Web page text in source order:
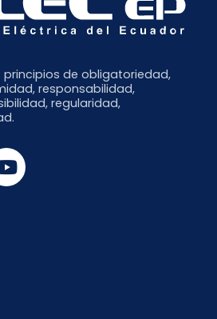
principios de obligatoriedad,
responsabilidad,
regularidad,